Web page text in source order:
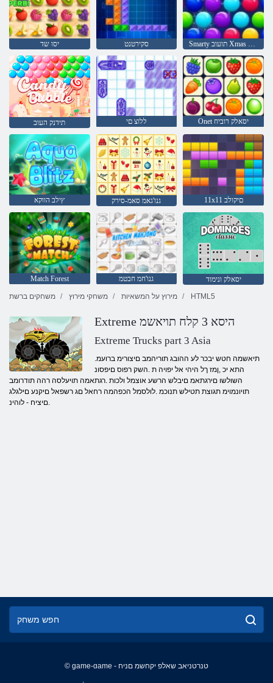
יסו שד סקירטנט Smarty תועוב Xmas תרודהמ
תידנק העוב ללוצ םי Onet יסאלק רוביח
ץילב הווקא גנו'גאמ סאמ-סירק 11x11 םיקולב
Match Forest גנו'חמ חבטמ
יסאלק ונימוד
משחקים ברשת
משחקי מירוץ מירוץ על המשאיות HTML5
Extreme היסא 3 קלח תויאשמ
Extreme Trucks part 3 Asia
.תיאשמה חטש יבכר לע ההובג תוריהמב םיצורימ ברועמ
התא יכ ,ןמז ךל היהי אל יפויה ת .השק רפוס םיפסונ
השולשו םירגתאמ םיבלש הרשע אוצמל ולכות .רגתאמה תויעלסה רהה תודרומב
תויונמוימ תגוצת תטילש תנוכמ .לולסמל הכפהמה רחאל םג רשפאל םיקנע םילגלג
.םיציח - לוהינ
© game-game - טנרטניאב שאלפ יקחשמ םניח